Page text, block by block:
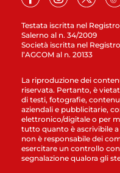
Testata iscritta nel
Salerno al n. 34/2009
Società iscritta nel
l’AGCOM al n. 20133
La riproduzione dei
riservata. Pertanto, è
di testi, fotografie,
aziendali e pubblicitarie,
elettronico/digitale o per
tutto quanto è ascrivibile
non è responsabile dei
esercitare un controllo
segnalazione qualora gli